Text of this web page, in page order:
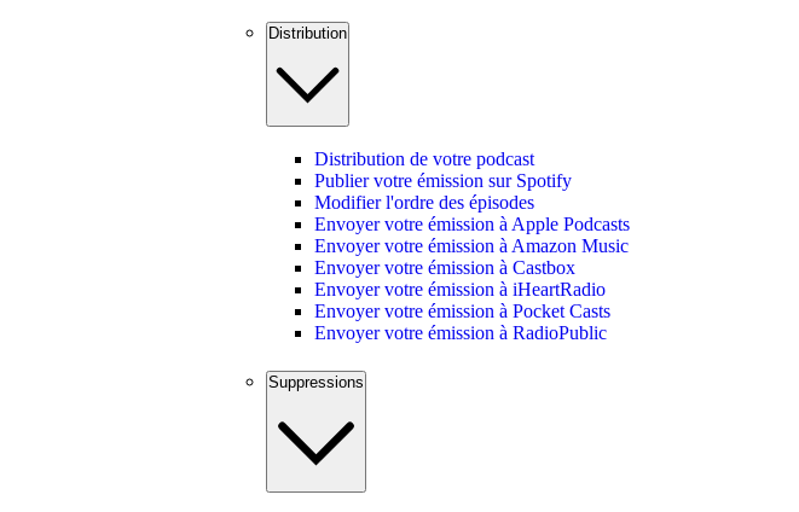
Distribution
Distribution de votre podcast
Publier votre émission sur Spotify
Modifier l'ordre des épisodes
Envoyer votre émission à Apple Podcasts
Envoyer votre émission à Amazon Music
Envoyer votre émission à Castbox
Envoyer votre émission à iHeartRadio
Envoyer votre émission à Pocket Casts
Envoyer votre émission à RadioPublic
Suppressions